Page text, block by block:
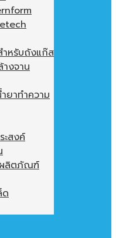
หรับถังแก๊ส
างจาน
ยาทำความ
ะสงค์
ผลิตภัณฑ์
ด